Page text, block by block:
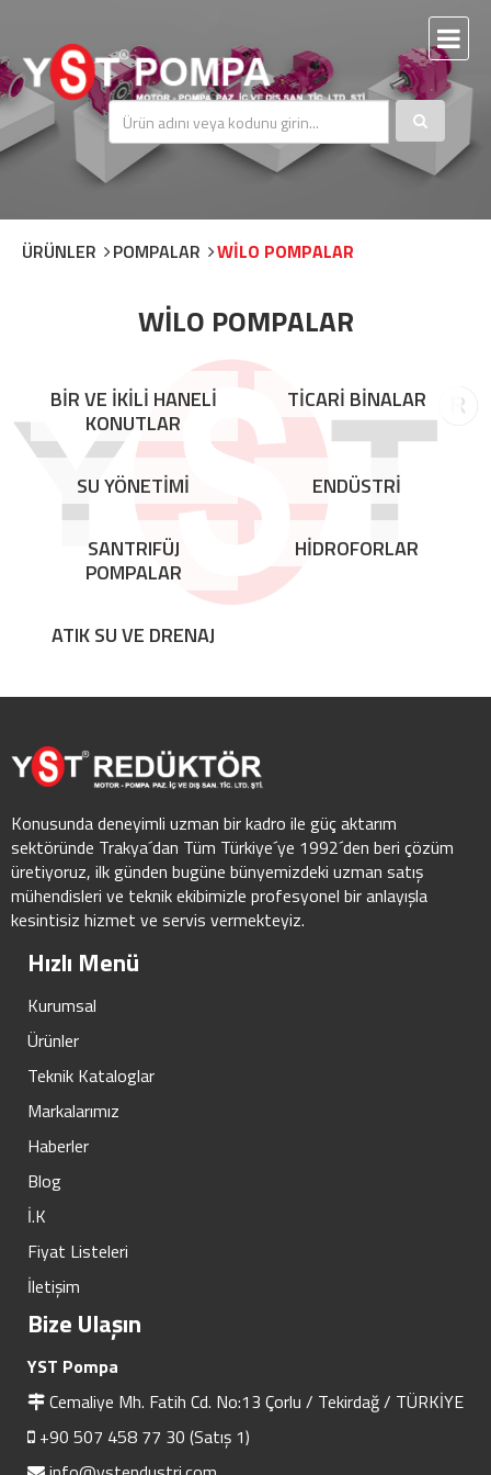
ÜRÜNLER POMPALAR WİLO POMPALAR
WİLO POMPALAR
BİR VE İKİLİ HANELİ
KONUTLAR
TİCARİ BİNALAR
SU YÖNETİMİ ENDÜSTRİ
SANTRIFÜJ
POMPALAR
HİDROFORLAR
ATIK SU VE DRENAJ
Konusunda deneyimli uzman bir kadro ile güç aktarım
sektöründe Trakya´dan Tüm Türkiye´ye 1992´den beri çözüm
üretiyoruz, ilk günden bugüne bünyemizdeki uzman satış
mühendisleri ve teknik ekibimizle profesyonel bir anlayışla
kesintisiz hizmet ve servis vermekteyiz.
Hızlı Menü
Kurumsal
Ürünler
Teknik Kataloglar
Markalarımız
Haberler
Blog
İ.K
Fiyat Listeleri
İletişim
Bize Ulaşın
YST Pompa
Cemaliye Mh. Fatih Cd. No:13 Çorlu / Tekirdağ / TÜRKİYE
+90 507 458 77 30 (Satış 1)